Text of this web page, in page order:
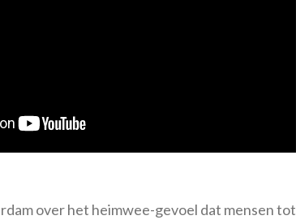
over het heimwee-gevoel dat mensen tot